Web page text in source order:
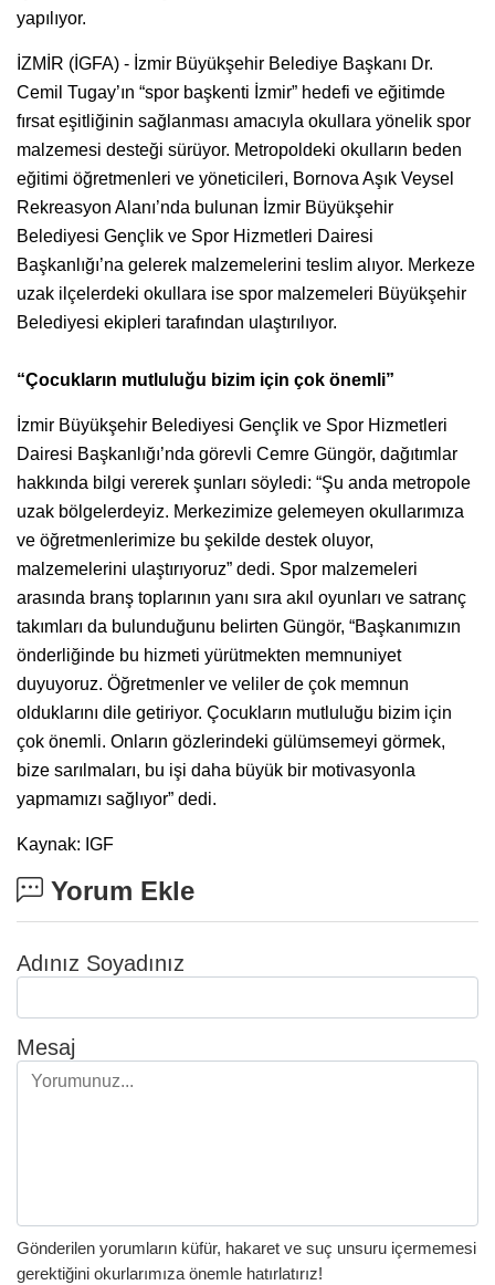
yapılıyor.
İZMİR (İGFA) - İzmir Büyükşehir Belediye Başkanı Dr.
Cemil Tugay’ın “spor başkenti İzmir” hedefi ve eğitimde
fırsat eşitliğinin sağlanması amacıyla okullara yönelik spor
malzemesi desteği sürüyor. Metropoldeki okulların beden
eğitimi öğretmenleri ve yöneticileri, Bornova Aşık Veysel
Rekreasyon Alanı’nda bulunan İzmir Büyükşehir
Belediyesi Gençlik ve Spor Hizmetleri Dairesi
Başkanlığı’na gelerek malzemelerini teslim alıyor. Merkeze
uzak ilçelerdeki okullara ise spor malzemeleri Büyükşehir
Belediyesi ekipleri tarafından ulaştırılıyor.
“Çocukların mutluluğu bizim için çok önemli”
İzmir Büyükşehir Belediyesi Gençlik ve Spor Hizmetleri
Dairesi Başkanlığı’nda görevli Cemre Güngör, dağıtımlar
hakkında bilgi vererek şunları söyledi: “Şu anda metropole
uzak bölgelerdeyiz. Merkezimize gelemeyen okullarımıza
ve öğretmenlerimize bu şekilde destek oluyor,
malzemelerini ulaştırıyoruz” dedi. Spor malzemeleri
arasında branş toplarının yanı sıra akıl oyunları ve satranç
takımları da bulunduğunu belirten Güngör, “Başkanımızın
önderliğinde bu hizmeti yürütmekten memnuniyet
duyuyoruz. Öğretmenler ve veliler de çok memnun
olduklarını dile getiriyor. Çocukların mutluluğu bizim için
çok önemli. Onların gözlerindeki gülümsemeyi görmek,
bize sarılmaları, bu işi daha büyük bir motivasyonla
yapmamızı sağlıyor” dedi.
Kaynak: IGF
Yorum Ekle
Adınız Soyadınız
Mesaj
Gönderilen yorumların küfür, hakaret ve suç unsuru içermemesi
gerektiğini okurlarımıza önemle hatırlatırız!